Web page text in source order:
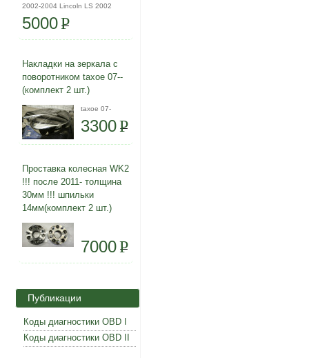
2002-2004 Lincoln LS 2002
5000P
Накладки на зеркала с
поворотником taxoe 07--
(комплект 2 шт.)
taxoe 07-
3300P
Проставка колесная WK2
!!! после 2011- толщина
30мм !!! шпильки
14мм(комплект 2 шт.)
7000P
Публикации
Коды диагностики OBD I
Коды диагностики OBD II